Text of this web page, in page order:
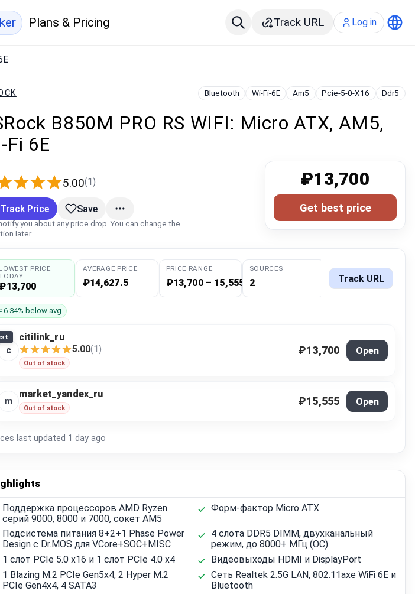
Plans & Pricing Track URL Log in
Bluetooth Wi-Fi-6E Am5 Pcie-5-0-X16 Ddr5
B850M PRO RS WIFI: Micro ATX, AM5,
6E
5.00(1) ₽13,700
Get best price
Track Price
you about any price drop. You can change the
later.
Save
LOWEST PRICE
₽13,700
AVERAGE PRICE
₽14,627.5
PRICE RANGE
₽13,700 – 15,555
SOURCES
2 Track URL
6.34% below avg
c
citilink_ru
5.00(1)
Out of stock
₽13,700 Open
m
market_yandex_ru
Out of stock
₽15,555 Open
last updated 1 day ago
Поддержка процессоров AMD Ryzen
серий 9000, 8000 и 7000, сокет AM5
Форм-фактор Micro ATX
Подсистема питания 8+2+1 Phase Power
Design с Dr.MOS для VCore+SOC+MISC
4 слота DDR5 DIMM, двухканальный
режим, до 8000+ МГц (OC)
1 слот PCIe 5.0 x16 и 1 слот PCIe 4.0 x4
Видеовыходы HDMI и DisplayPort
1 Blazing M.2 PCIe Gen5x4, 2 Hyper M.2
PCIe Gen4x4, 4 SATA3
Сеть Realtek 2.5G LAN, 802.11axe WiFi 6E и
Bluetooth